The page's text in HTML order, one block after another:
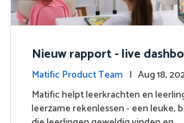
Nieuw rapport - live
Matific Product Team | Aug 18,
sMatific helpt leerkrachten en
leerzame rekenlessen - een leuke,